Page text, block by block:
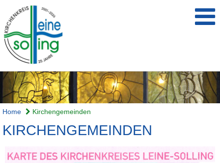
Home Kirchengemeinden
KIRCHENGEMEINDEN